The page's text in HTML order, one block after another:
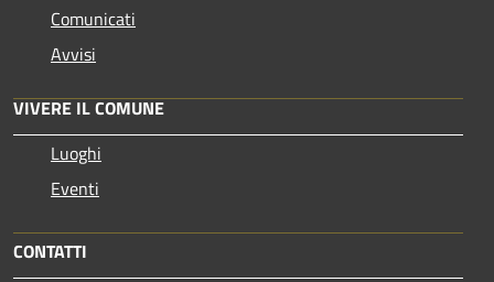
Comunicati
Avvisi
VIVERE IL COMUNE
Luoghi
Eventi
CONTATTI